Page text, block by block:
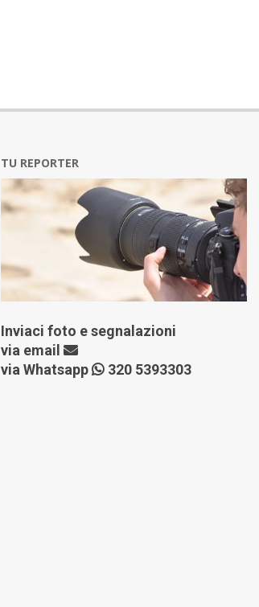
TU REPORTER
Inviaci foto e segnalazioni
via email
via Whatsapp
320 5393303